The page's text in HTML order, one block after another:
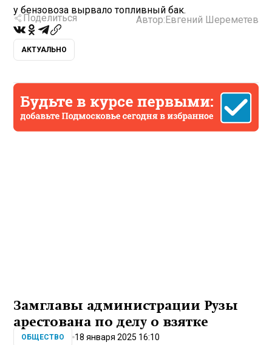
у бензовоза вырвало топливный бак.
Поделиться Автор: Евгений Шереметев
АКТУАЛЬНО
Замглавы администрации Рузы
арестована по делу о взятке
ОБЩЕСТВО 18 января 2025 16:10